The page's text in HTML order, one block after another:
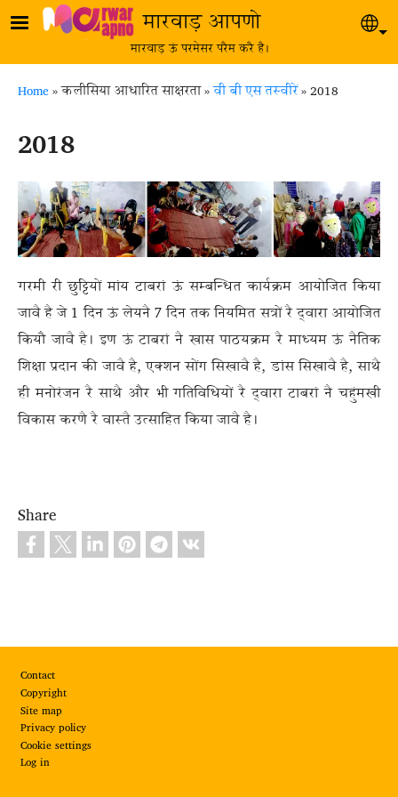
Skip to main contentमारवाड़ आपणो
मारवाड़ ऊं परमेसर परैम करै है।
Breadcrumb
Home कलीसिया आधारित साक्षरता वी बी एस तस्वीरें 2018
2018
गरमी री छुट्टियों मांय टाबरां ऊं सम्बन्धित कार्यक्रम आयोजित किया
जावै है जे 1 दिन ऊं लेयनै7 दिन तक नियमित सत्रों रै द्‍वारा आयोजित
कियौ जावै है। इण ऊं टाबरां नै खास पाठयक्रम रै माध्यम ऊं नैतिक
शिक्षा प्रदान की जावै है, एक्‍शन सोंग सिखावै है, डांस सिखावै है, साथै
ही मनोरंजन रै साथै और भी गतिविधियों रै द्‍वारा टाबरां नै चहुंमखी
विकास करणै रै वास्तै उत्साहित किया जावै है।
Share
Footer
Contact
Copyright
Site map
Privacy policy
Cookie settings
Log in